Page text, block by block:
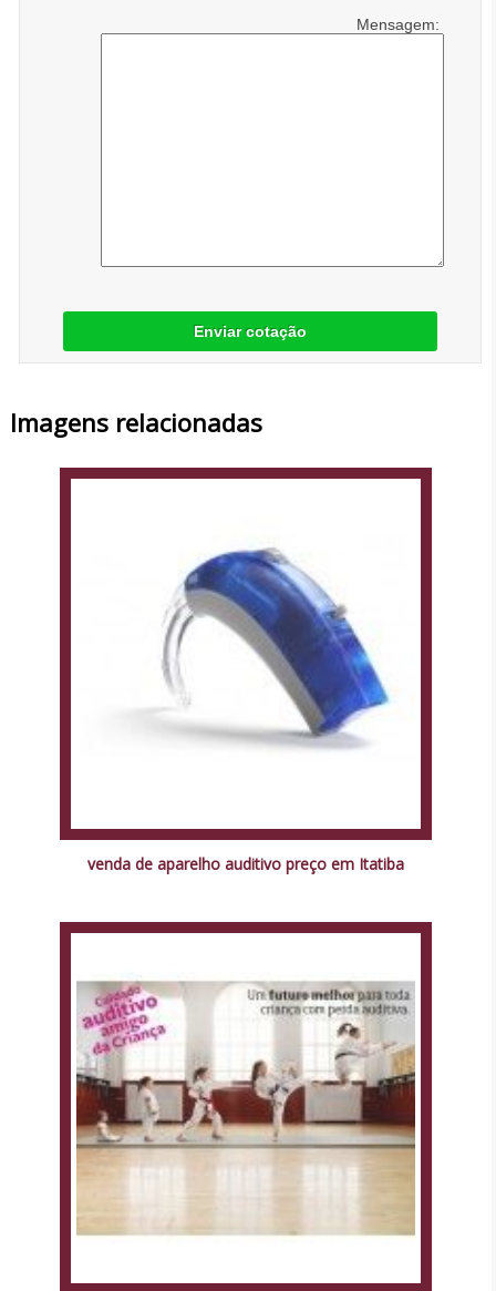
Mensagem:
Enviar cotação
Imagens relacionadas
venda de aparelho auditivo preço em Itatiba